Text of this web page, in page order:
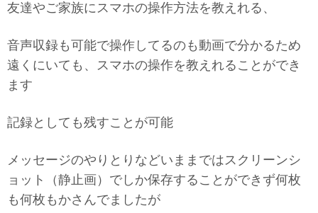
友達やご家族にスマホの操作方法を教えれる、
音声収録も可能で操作してるのも動画で分かるため
遠くにいても、スマホの操作を教えれることができ
ます
記録としても残すことが可能
メッセージのやりとりなどいままではスクリーンシ
ョット（静止画）でしか保存することができず何枚
も何枚もかさんでましたが